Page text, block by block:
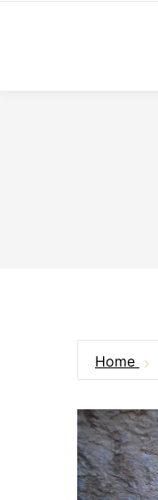
Home